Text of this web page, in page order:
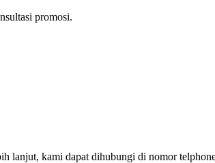
promosi.
lanjut, kami dapat dihubungi di nomor